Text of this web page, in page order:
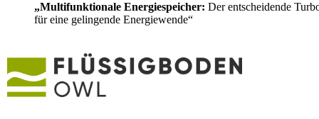
„Multifunktionale Energiespeicher: Der entscheidende
für eine gelingende Energiewende“